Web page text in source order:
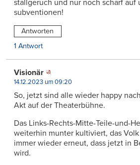
stallgeruch und nur noch scharf auf
subventionen!
Antworten
1 Antwort
Visionär
14.12.2023 um 09:20
So, jetzt sind alle wieder happy
Akt auf der Theaterbühne.
Das Links-Rechts-Mitte-Teile-und-
weiterhin munter kultiviert, das
immer wieder erneut, dass jetzt in
wird.